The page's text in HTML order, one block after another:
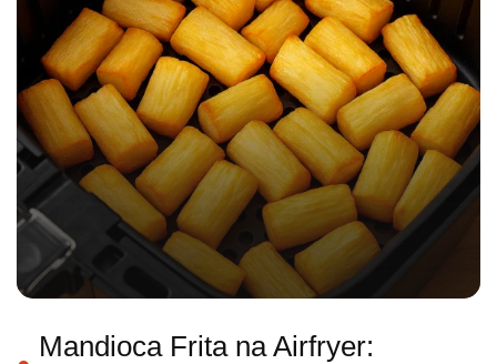
Mandioca Frita na Airfryer: